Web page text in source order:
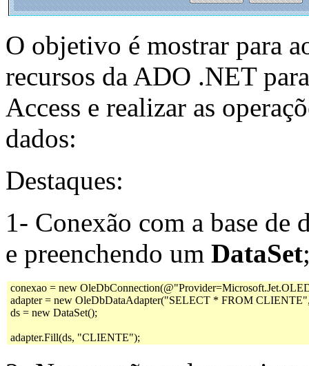
O objetivo é mostrar para
recursos da ADO .NET
Access e realizar as
dados:
Destaques:
1- Conexão com a base
e preenchendo um DataSet
conexao = new
adapter = new OleDbDataAdapter("SELECT * FROM
ds = new DataSet();
adapter.Fill(ds, "CLIENTE");